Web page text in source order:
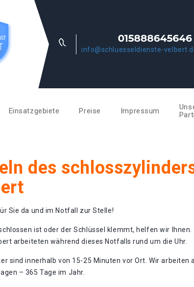
info@schluesseldienste-
Einsatzgebiete Preise Impressum
des
Sie da und im Notfall zur Stelle!
ist oder der Schlüssel klemmt, helfen wir Ihnen.
arbeiteten während dieses Notfalls rund um die Uhr.
sind innerhalb von 15-25 Minuten vor Ort. Wir arbeiten
– 365 Tage im Jahr.